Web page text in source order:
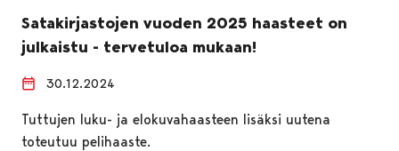
Satakirjastojen vuoden 2025 haasteet on
julkaistu - tervetuloa mukaan!
30.12.2024
Tuttujen luku- ja elokuvahaasteen lisäksi uutena
toteutuu pelihaaste.